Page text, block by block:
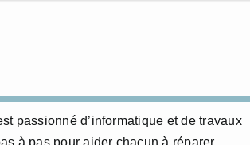
passionné d’informatique et de travaux
à pas pour aider chacun à réparer,